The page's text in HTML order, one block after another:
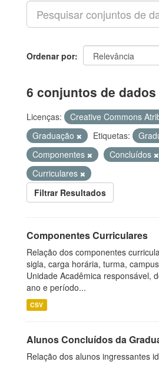
Ordenar por
6 conjuntos de
Licenças: Creative Commons
Graduação
Etiquetas:
Componentes
Concluídos
Curriculares
Filtrar Resultados
Componentes Curriculares
Relação dos componentes
sigla, carga horária, turma,
Unidade Acadêmica responsável,
ano e período...
CSV
Alunos Concluídos da
Relação dos alunos ingressantes